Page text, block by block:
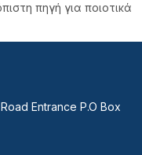
πηγή για ποιοτικά
Entrance P.O Box